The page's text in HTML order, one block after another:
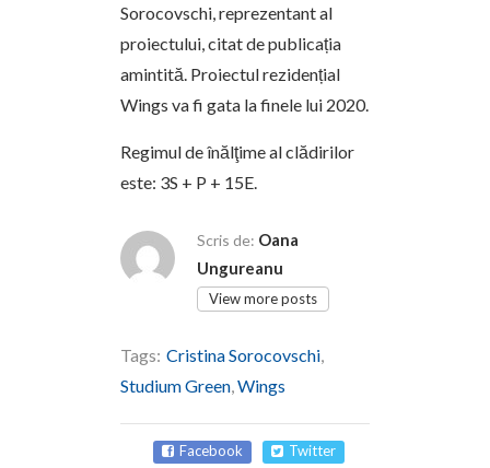
Sorocovschi, reprezentant al
proiectului, citat de publicația
amintită. Proiectul rezidențial
Wings va fi gata la finele lui 2020.
Regimul de înălţime al clădirilor
este: 3S + P + 15E.
Scris de: Oana
Ungureanu
View more posts
Tags: Cristina Sorocovschi,
Studium Green,Wings
Facebook Twitter